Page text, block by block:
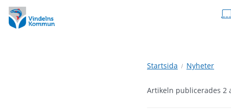
Hoppa
till
innehåll
Hoppa
till
undermeny
Startsida Nyheter
Artikeln publicerades 2